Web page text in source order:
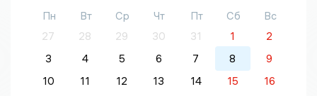
Пн Вт Ср Чт Пт Сб
Вс
27
28 29 30 31 1
2
3
4 5 6 7 8
9
10
11 12 13 14 15
16